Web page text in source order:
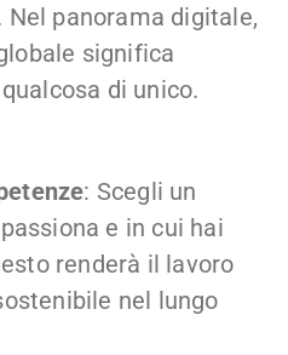
panorama digitale,
significa
di unico.
: Scegli un
e in cui hai
renderà il lavoro
nel lungo